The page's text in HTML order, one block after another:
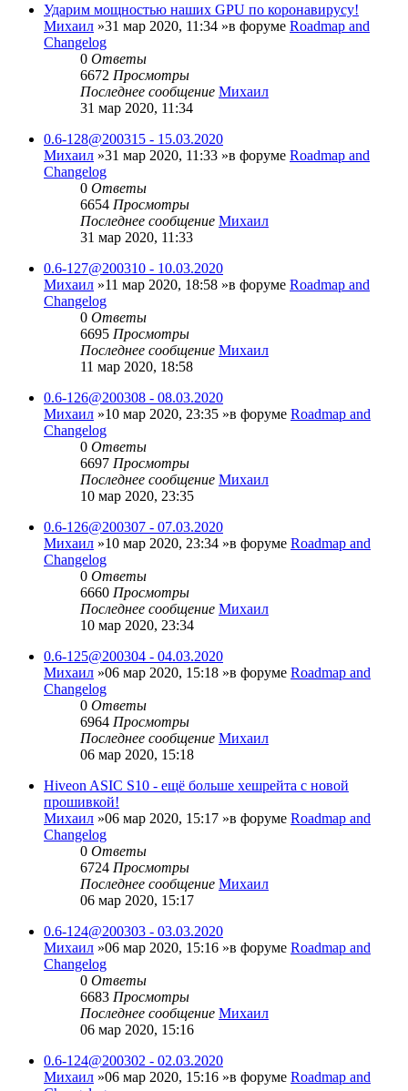
Ударим мощностью наших GPU по коронавирусу!
Михаил »31 мар 2020, 11:34 »в форуме Roadmap and
Changelog
0 Ответы
6672 Просмотры
Последнее сообщение Михаил
31 мар 2020, 11:34
0.6-128@200315 - 15.03.2020
Михаил »31 мар 2020, 11:33 »в форуме Roadmap and
Changelog
0 Ответы
6654 Просмотры
Последнее сообщение Михаил
31 мар 2020, 11:33
0.6-127@200310 - 10.03.2020
Михаил »11 мар 2020, 18:58 »в форуме Roadmap and
Changelog
0 Ответы
6695 Просмотры
Последнее сообщение Михаил
11 мар 2020, 18:58
0.6-126@200308 - 08.03.2020
Михаил »10 мар 2020, 23:35 »в форуме Roadmap and
Changelog
0 Ответы
6697 Просмотры
Последнее сообщение Михаил
10 мар 2020, 23:35
0.6-126@200307 - 07.03.2020
Михаил »10 мар 2020, 23:34 »в форуме Roadmap and
Changelog
0 Ответы
6660 Просмотры
Последнее сообщение Михаил
10 мар 2020, 23:34
0.6-125@200304 - 04.03.2020
Михаил »06 мар 2020, 15:18 »в форуме Roadmap and
Changelog
0 Ответы
6964 Просмотры
Последнее сообщение Михаил
06 мар 2020, 15:18
Hiveon ASIC S10 - ещё больше хешрейта с новой
прошивкой!
Михаил »06 мар 2020, 15:17 »в форуме Roadmap and
Changelog
0 Ответы
6724 Просмотры
Последнее сообщение Михаил
06 мар 2020, 15:17
0.6-124@200303 - 03.03.2020
Михаил »06 мар 2020, 15:16 »в форуме Roadmap and
Changelog
0 Ответы
6683 Просмотры
Последнее сообщение Михаил
06 мар 2020, 15:16
0.6-124@200302 - 02.03.2020
Михаил »06 мар 2020, 15:16 »в форуме Roadmap and